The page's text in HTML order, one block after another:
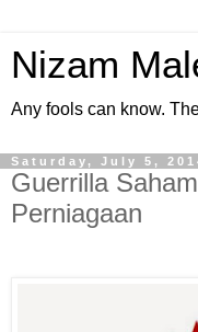
Nizam
Any fools can know.
Saturday, July 5,
Guerrilla
Perniagaan